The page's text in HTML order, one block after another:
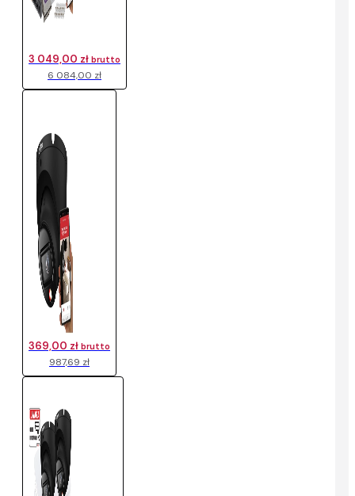
6 084,00 zł
3 049,00 zł brutto
987,69 zł
369,00 zł brutto